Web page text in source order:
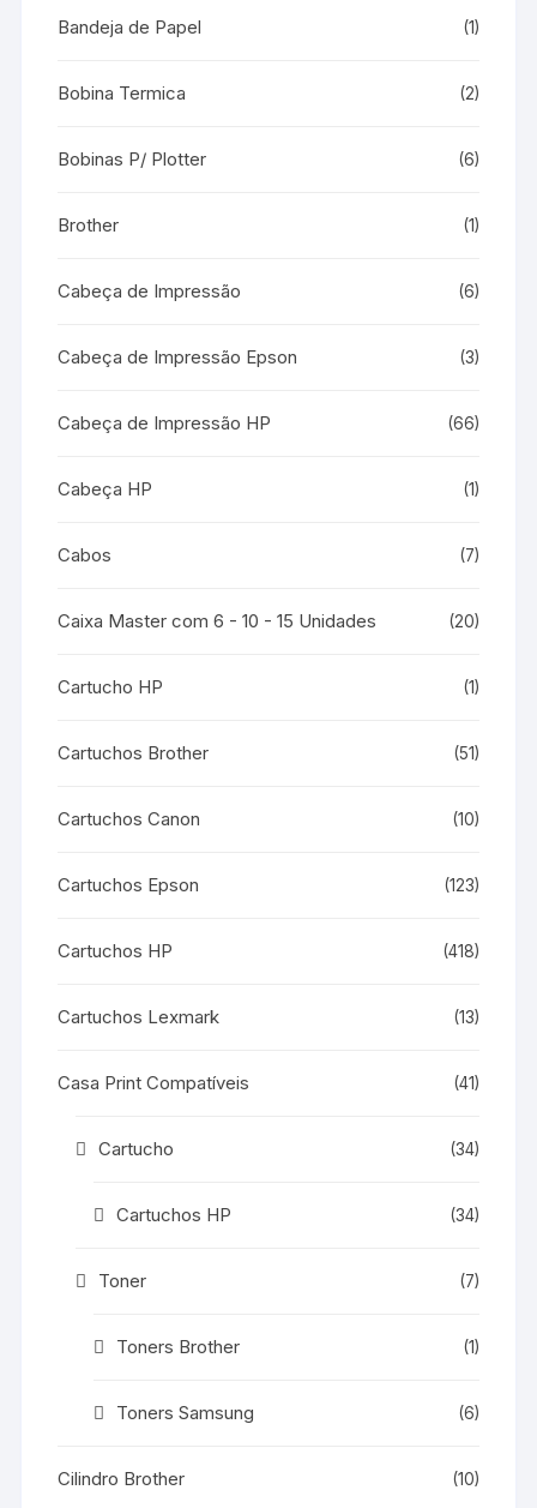
Bandeja de Papel (1)
Bobina Termica (2)
Bobinas P/ Plotter (6)
Brother (1)
Cabeça de Impressão (6)
Cabeça de Impressão Epson (3)
Cabeça de Impressão HP (66)
Cabeça HP (1)
Cabos (7)
Caixa Master com 6 - 10 - 15 Unidades (20)
Cartucho HP (1)
Cartuchos Brother (51)
Cartuchos Canon (10)
Cartuchos Epson (123)
Cartuchos HP (418)
Cartuchos Lexmark (13)
Casa Print Compatíveis (41)
Cartucho (34)
Cartuchos HP (34)
Toner (7)
Toners Brother (1)
Toners Samsung (6)
Cilindro Brother (10)